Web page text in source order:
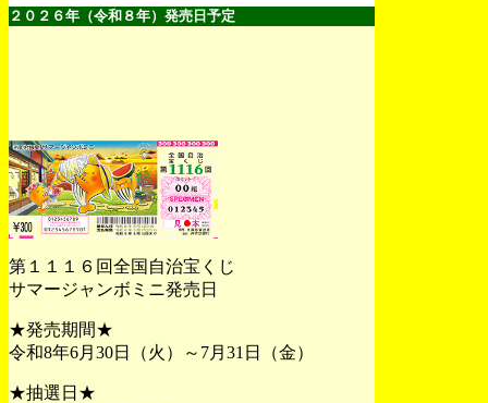
２０２６年（令和８年）発売日予定
第１１１６回全国自治宝くじ
サマージャンボミニ発売日
★発売期間★
令和8年6月30日（火）～7月31日（金）
★抽選日★